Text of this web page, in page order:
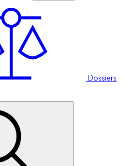
Dossiers